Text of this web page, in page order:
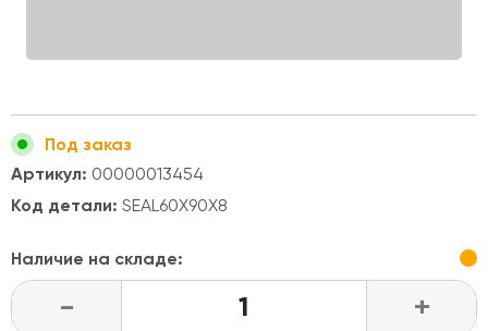
Под заказ
Артикул: 00000013454
Код детали: SEAL60X90X8
Наличие на складе:
- +